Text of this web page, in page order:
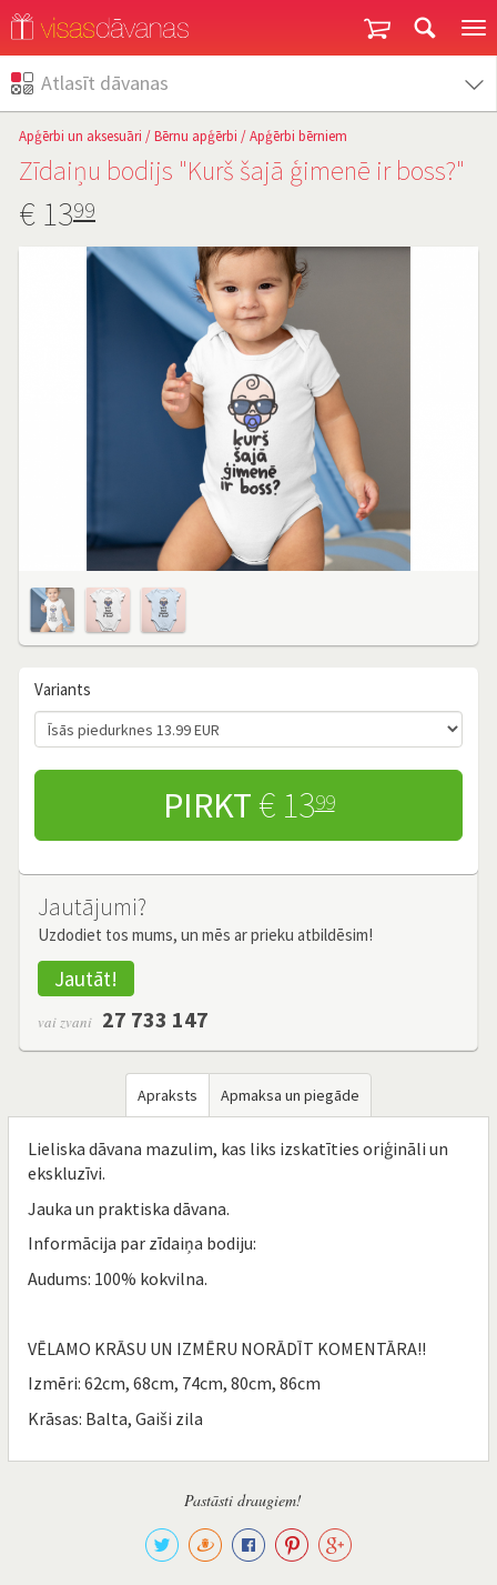
Atlasīt dāvanas
Apģērbi un aksesuāri /Bērnu apģērbi /Apģērbi bērniem
Zīdaiņu bodijs "Kurš šajā ģimenē ir boss?"
€ 1399
Variants
PIRKT € 1399
Jautājumi?
Uzdodiet tos mums, un mēs ar prieku atbildēsim!
Jautāt!
vai zvani 27 733 147
Apraksts Apmaksa un piegāde
Lieliska dāvana mazulim, kas liks izskatīties oriģināli un
ekskluzīvi.
Jauka un praktiska dāvana.
Informācija par zīdaiņa bodiju:
Audums: 100% kokvilna.
VĒLAMO KRĀSU UN IZMĒRU NORĀDĪT KOMENTĀRA!!
Izmēri: 62cm, 68cm, 74cm, 80cm, 86cm
Krāsas: Balta, Gaiši zila
Pastāsti draugiem!